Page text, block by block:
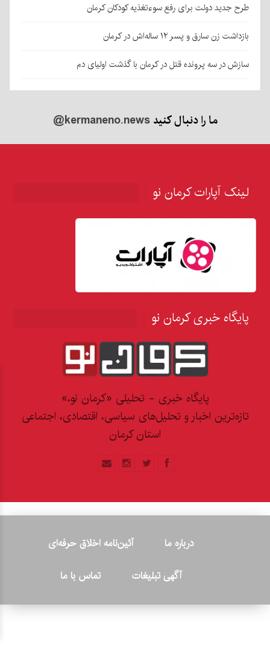
طرح جدید دولت برای رفع سوءتغذیه کودکان کرمان
بازداشت زن سارق و پسر ۱۲ ساله‌اش در کرمان
سازش در سه پرونده قتل در کرمان با گذشت اولیای دم
ما را دنبال کنید@kermaneno.news
لینک آپارات کرمان نو
پایگاه خبری کرمان نو
پایگاه خبری - تحلیلی «کرمان نو،»
تازه‌ترین اخبار و تحلیل‌های سیاسی، اقتصادی، اجتماعی
استان کرمان
درباره ما
آئین‌نامه اخلاق حرفه‌ای
آگهی تبلیغات
تماس با ما